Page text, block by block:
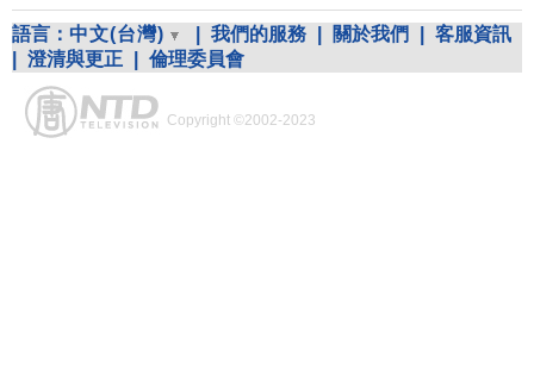
語言： 中文(台灣) 我們的服務 關於我們
客服資訊
澄清與更正 倫理委員會
Copyright ©2002-2023